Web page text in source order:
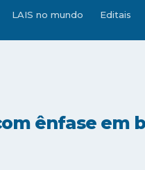
LAIS no mundo Editais
ênfase em